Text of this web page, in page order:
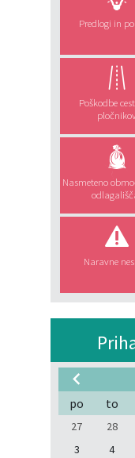
Predlogi in
Poškodbe
Nasmeteno
Naravne
po
to
27 28
3
4